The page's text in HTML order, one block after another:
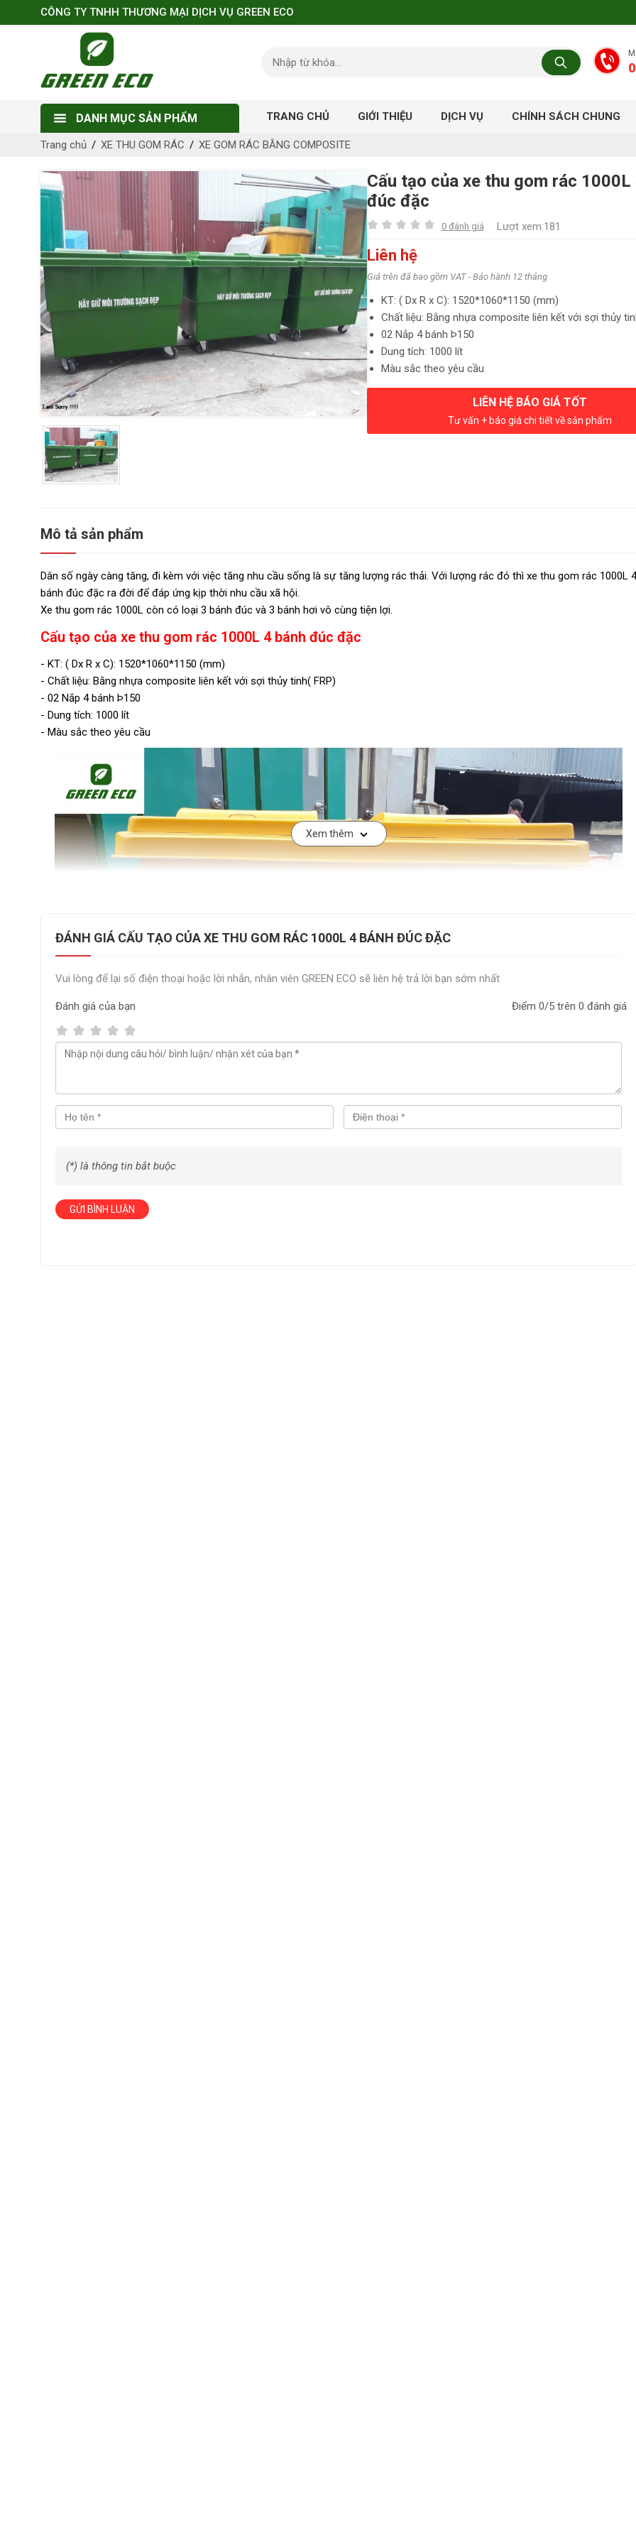
CÔNG TY TNHH THƯƠNG MẠI DỊCH VỤ GREEN ECO
DANH MỤC SẢN PHẨM TRANG CHỦ GIỚI THIỆU DỊCH VỤ CHÍNH SÁCH CHUNG
Trang chủ XE THU GOM RÁC XE GOM RÁC BẰNG COMPOSITE
Cấu tạo của xe thu gom rác 1000L
đúc đặc
0 đánh giá Lượt xem:181
Liên hệ
Giá trên đã bao gồm VAT - Bảo hành 12 tháng
KT: ( Dx R x C): 1520*1060*1150 (mm)
Chất liệu: Bằng nhựa composite liên kết với sợi thủy
02 Nắp 4 bánh Þ150
Dung tích: 1000 lít
Màu sắc theo yêu cầu
LIÊN HỆ BÁO GIÁ TỐT
Tư vấn + báo giá chi tiết về sản phẩm
Mô tả sản phẩm
Dân số ngày càng tăng, đi kèm với việc tăng nhu cầu sống là sự tăng lượng rác thải. Với lượng rác đó thì xe thu gom rác 1000L 4
bánh đúc đặc ra đời để đáp ứng kịp thời nhu cầu xã hội.
Xe thu gom rác 1000L còn có loại 3 bánh đúc và 3 bánh hơi vô cùng tiện lợi.
Cấu tạo của xe thu gom rác 1000L 4 bánh đúc đặc
- KT: ( Dx R x C): 1520*1060*1150 (mm)
- Chất liệu: Bằng nhựa composite liên kết với sợi thủy tinh( FRP)
- 02 Nắp 4 bánh Þ150
- Dung tích: 1000 lít
- Màu sắc theo yêu cầu
Công dụng xe thu gom rác 1000L 4 bánh đúc đặc
Xem thêm
ĐÁNH GIÁ CẤU TẠO CỦA XE THU GOM RÁC 1000L 4 BÁNH ĐÚC ĐẶC
Vui lòng để lại số điện thoại hoặc lời nhắn, nhân viên GREEN ECO sẽ liên hệ trả lời bạn sớm nhất
Đánh giá của bạn Điểm 0/5 trên 0 đánh giá
(*) là thông tin bắt buộc
GỬI BÌNH LUẬN